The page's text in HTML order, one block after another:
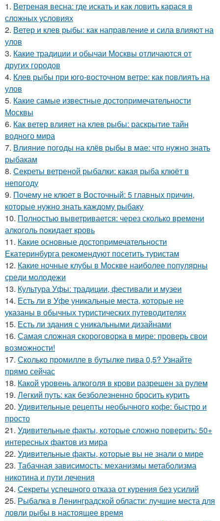
1. Ветреная весна: где искать и как ловить карася в
сложных условиях
2. Ветер и клев рыбы: как направление и сила влияют на
улов
3. Какие традиции и обычаи Москвы отличаются от
других городов
4. Клев рыбы при юго-восточном ветре: как повлиять на
улов
5. Какие самые известные достопримечательности
Москвы
6. Как ветер влияет на клев рыбы: раскрытие тайн
водного мира
7. Влияние погоды на клёв рыбы в мае: что нужно знать
рыбакам
8. Секреты ветреной рыбалки: какая рыба клюёт в
непогоду
9. Почему не клюет в Восточный: 5 главных причин,
которые нужно знать каждому рыбаку
10. Полностью выветривается: через сколько времени
алкоголь покидает кровь
11. Какие основные достопримечательности
Екатеринбурга рекомендуют посетить туристам
12. Какие ночные клубы в Москве наиболее популярны
среди молодежи
13. Культура Уфы: традиции, фестивали и музеи
14. Есть ли в Уфе уникальные места, которые не
указаны в обычных туристических путеводителях
15. Есть ли здания с уникальными дизайнами
16. Самая сложная скороговорка в мире: проверь свои
возможности!
17. Сколько промилле в бутылке пива 0,5? Узнайте
прямо сейчас
18. Какой уровень алкоголя в крови разрешен за рулем
19. Легкий путь: как безболезненно бросить курить
20. Удивительные рецепты необычного кофе: быстро и
просто
21. Удивительные факты, которые сложно поверить: 50+
интересных фактов из мира
22. Удивительные факты, которые вы не знали о мире
23. Табачная зависимость: механизмы метаболизма
никотина и пути лечения
24. Секреты успешного отказа от курения без усилий
25. Рыбалка в Ленинградской области: лучшие места для
ловли рыбы в настоящее время